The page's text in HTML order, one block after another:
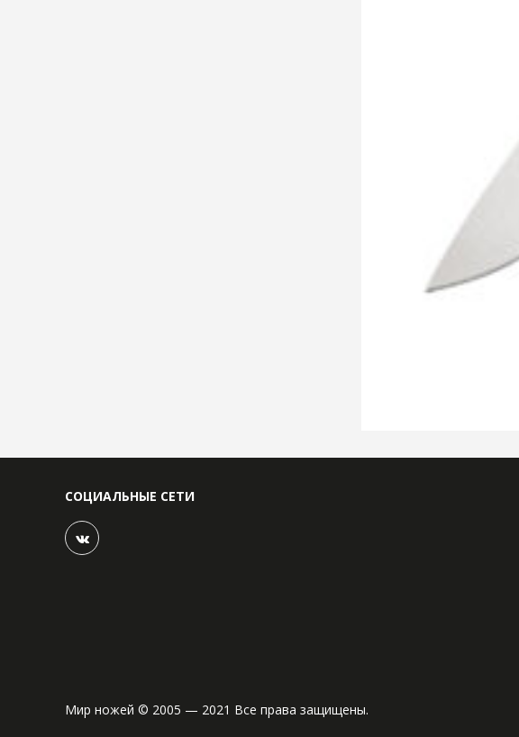
СОЦИАЛЬНЫЕ СЕТИ
Мир ножей © 2005 — 2021 Все права защищены.